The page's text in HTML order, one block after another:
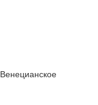
Венецианское